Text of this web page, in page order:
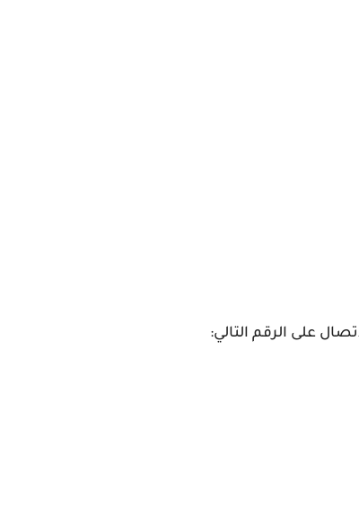
على الرقم التالي: